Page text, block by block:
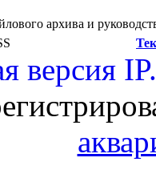
архива и
версия